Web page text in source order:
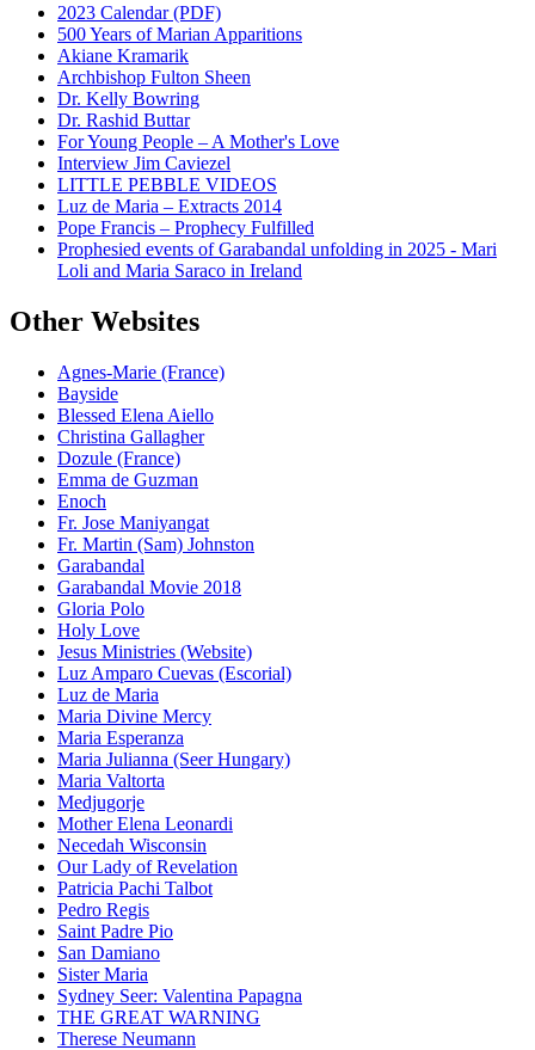
2023 Calendar (PDF)
500 Years of Marian Apparitions
Akiane Kramarik
Archbishop Fulton Sheen
Dr. Kelly Bowring
Dr. Rashid Buttar
For Young People – A Mother's Love
Interview Jim Caviezel
LITTLE PEBBLE VIDEOS
Luz de Maria – Extracts 2014
Pope Francis – Prophecy Fulfilled
Prophesied events of Garabandal unfolding in 2025 - Mari
Loli and Maria Saraco in Ireland
Other Websites
Agnes-Marie (France)
Bayside
Blessed Elena Aiello
Christina Gallagher
Dozule (France)
Emma de Guzman
Enoch
Fr. Jose Maniyangat
Fr. Martin (Sam) Johnston
Garabandal
Garabandal Movie 2018
Gloria Polo
Holy Love
Jesus Ministries (Website)
Luz Amparo Cuevas (Escorial)
Luz de Maria
Maria Divine Mercy
Maria Esperanza
Maria Julianna (Seer Hungary)
Maria Valtorta
Medjugorje
Mother Elena Leonardi
Necedah Wisconsin
Our Lady of Revelation
Patricia Pachi Talbot
Pedro Regis
Saint Padre Pio
San Damiano
Sister Maria
Sydney Seer: Valentina Papagna
THE GREAT WARNING
Therese Neumann